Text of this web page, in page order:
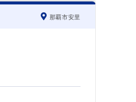
那覇市安里